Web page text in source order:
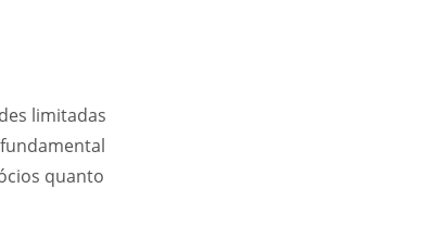
limitadas
quanto